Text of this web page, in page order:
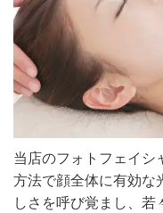
当店のフォトフェイシ
方法で顔全体に有効な
しさを呼び覚まし、